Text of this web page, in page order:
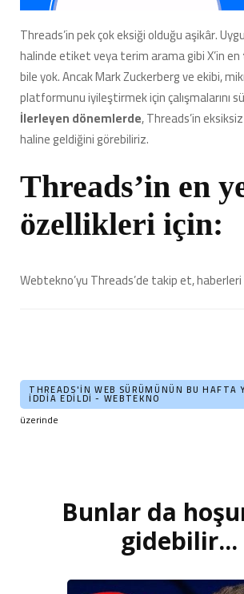
Threads’in pek çok eksiği olduğu aşikâr.
halinde etiket veya terim arama gibi X’in en
bile yok. Ancak Mark Zuckerberg ve ekibi,
platformunu iyileştirmek için çalışmalarını
İlerleyen dönemlerde, Threads’in
haline geldiğini görebiliriz.
Threads’in en
özellikleri için:
Webtekno’yu Threads’de takip et, haberleri
THREADS'IN WEB SÜRÜMÜNÜN BU HAFTA
İDDIA EDILDI - WEBTEKNO
üzerinde
Bunlar da
gidebilir...